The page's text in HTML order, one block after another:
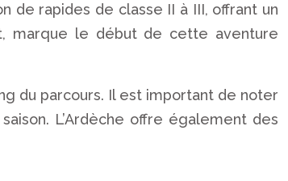
de rapides de classe II à III, offrant un
marque le début de cette aventure
du parcours. Il est important de noter
L’Ardèche offre également des